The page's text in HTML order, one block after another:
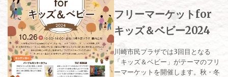
フリーマーケットfor
キッズ＆ベビー2024
川崎市民プラザでは3回目となる
「キッズ＆ベビー」がテーマのフリ
ーマーケットを開催します。秋・冬